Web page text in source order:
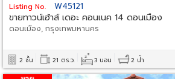
Listing No. W45121
ขายทาวน์เฮ้าส์ เดอะ คอนเนค 14 ดอนเมือง
ดอนเมือง, กรุงเทพมหานคร
2 ชั้น 21 ตร.ว. 3 นอน 2 น้ำ